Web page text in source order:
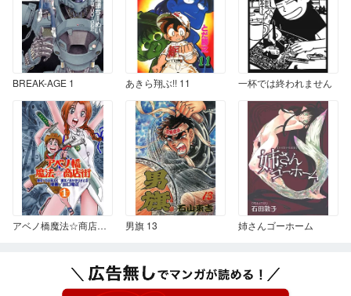
BREAK-AGE 1 あきら翔ぶ!! 11 一杯では終われません
アベノ橋魔法☆商店街 1 男旗 13 姉さんゴーホーム